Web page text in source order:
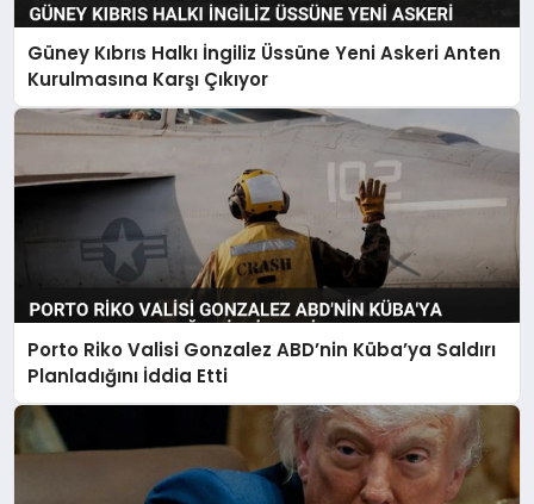
Güney Kıbrıs Halkı İngiliz Üssüne Yeni Askeri Anten
Kurulmasına Karşı Çıkıyor
Porto Riko Valisi Gonzalez ABD’nin Küba’ya Saldırı
Planladığını İddia Etti